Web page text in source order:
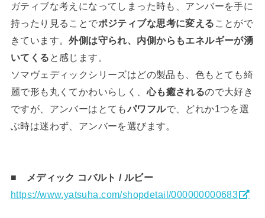
ガティブな考えになってしまった時も、アンバーを手に
持ったり見ることでポジティブな思考に変える ことがで
きています。外側は守られ、内側からもエネルギーが湧
いてくる と感じます。
ソマヴェディックシリーズはどの製品も、色もとても綺
麗で形も丸くてかわいらしく、心も癒されるので大好き
ですが、アンバーはとてもパワフルで、どれか1つを選
ぶ時は迷わず、アンバーを選びます。
■ メディック コバルト / ルビー
https://www.yatsuha.com/shopdetail/000000000683